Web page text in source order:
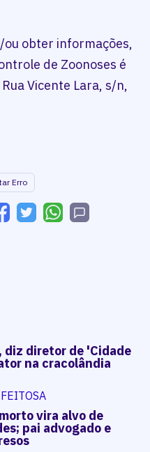
ou obter informações,
de Zoonoses é
Vicente Lara, s/n,
Erro
diz diretor de 'Cidade
na cracolândia
vira alvo de
pai advogado e